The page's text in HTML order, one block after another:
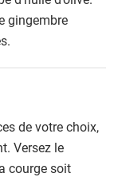
gingembre
de votre choix,
Versez le
courge soit